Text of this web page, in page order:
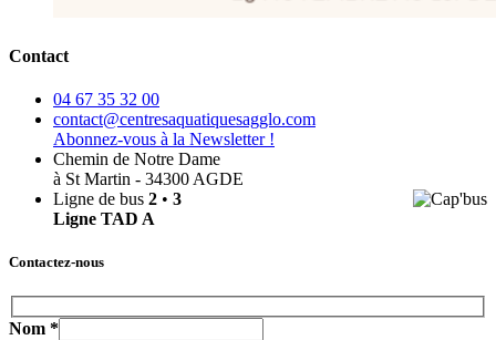
Contact
04 67 35 32 00
contact@centresaquatiquesagglo.com
Abonnez-vous à la Newsletter !
Chemin de Notre Dame
à St Martin - 34300 AGDE
Ligne de bus 2 • 3
Ligne TAD A
Contactez-nous
Nom *